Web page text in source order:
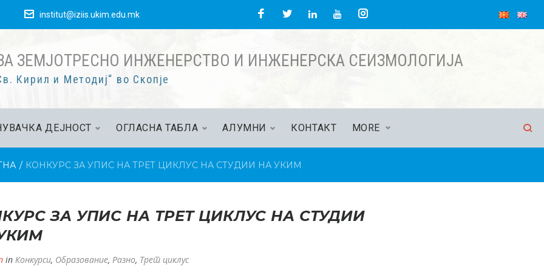
institut@iziis.ukim.edu.mk FacebookTwitter
LinkedInYouTube
Instagram
ЗЕМЈОТРЕСНО ИНЖЕНЕРСТВО И ИНЖЕНЕРСКА СЕИЗМОЛОГИЈА
Кирил и Методиј“ во Скопје
ДЕЈНОСТ ОГЛАСНА ТАБЛА АЛУМНИ КОНТАКТ MORE
/ КОНКУРС ЗА УПИС НА ТРЕТ ЦИКЛУС НА СТУДИИ НА УКИМ
ЗА УПИС НА ТРЕТ ЦИКЛУС НА СТУДИИ
in Конкурси, Образование, Разно, Трет циклус